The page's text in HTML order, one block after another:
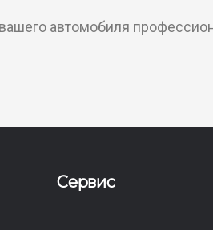
автомобиля
Сервис